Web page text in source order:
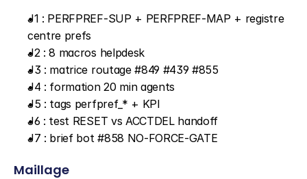
J1 : PERFPREF-SUP + PERFPREF-MAP + registre
centre prefs
J2 : 8 macros helpdesk
J3 : matrice routage #849 #439 #855
J4 : formation 20 min agents
J5 : tags perfpref_* + KPI
J6 : test RESET vs ACCTDEL handoff
J7 : brief bot #858 NO-FORCE-GATE
Maillage